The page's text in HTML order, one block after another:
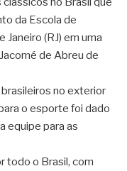
da Escola de
Janeiro (RJ) em uma
de Abreu de
no exterior
o esporte foi dado
equipe para as
todo o Brasil, com